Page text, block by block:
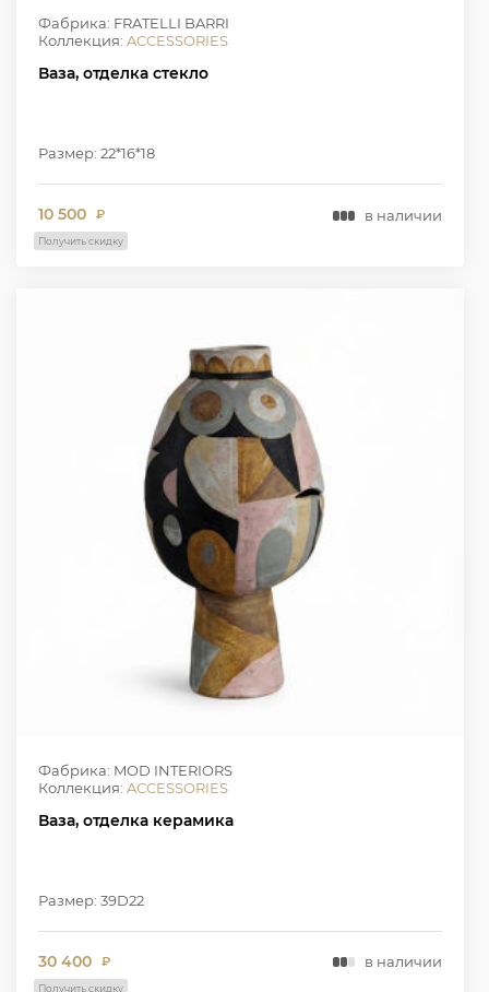
Фабрика: FRATELLI BARRI
Коллекция: ACCESSORIES
Ваза, отделка стекло
Размер: 22*16*18
10 500 ₽ в наличии
Получить скидку
Фабрика: MOD INTERIORS
Коллекция: ACCESSORIES
Ваза, отделка керамика
Размер: 39D22
30 400 ₽ в наличии
Получить скидку